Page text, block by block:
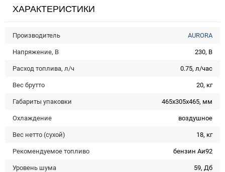
ХАРАКТЕРИСТИКИ
Производитель AURORA
Напряжение, В 230, В
Расход топлива, л/ч 0.75, л/час
Вес брутто 20, кг
Габариты упаковки 465х305х465, мм
Охлаждение воздушное
Вес нетто (сухой) 18, кг
Рекомендуемое топливо бензин Аи92
Уровень шума 59, Дб